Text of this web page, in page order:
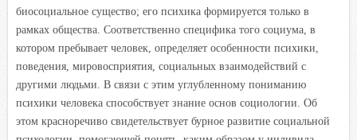
биосоциальное существо; его психика формируется только в
рамках общества. Соответственно специфика того социума, в
котором пребывает человек, определяет особенности психики,
поведения, мировосприятия, социальных взаимодействий с
другими людьми. В связи с этим углубленному пониманию
психики человека способствует знание основ социологии. Об
этом красноречиво свидетельствует бурное развитие социальной